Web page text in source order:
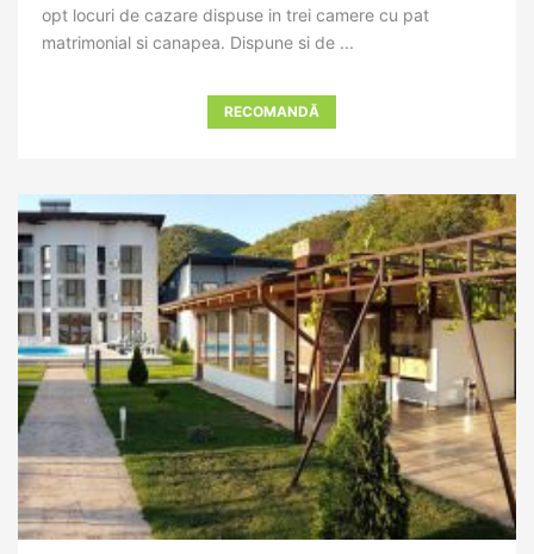
opt locuri de cazare dispuse in trei camere cu pat
matrimonial si canapea. Dispune si de ...
RECOMANDĂ